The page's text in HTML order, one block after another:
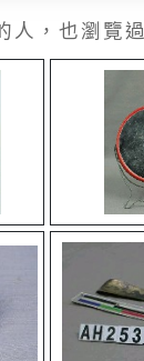
人，也瀏覽過